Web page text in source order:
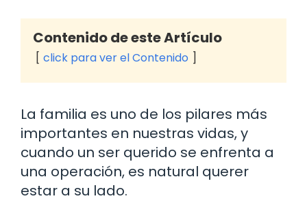
Contenido de este Artículo
click para ver el Contenido
La familia es uno de los pilares más
importantes en nuestras vidas, y
cuando un ser querido se enfrenta a
una operación, es natural querer
estar a su lado.